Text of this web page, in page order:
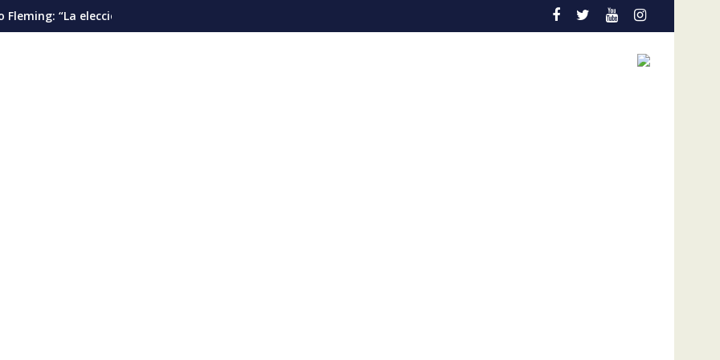
debería pautarse para diciembre de 2028”
Cáncer de pulmón en Venezuela: la detección temprana es la gran aliada para salvar vidas